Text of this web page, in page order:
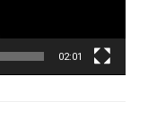
02:01